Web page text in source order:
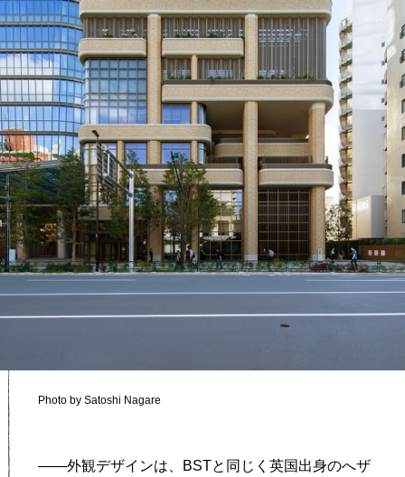
Photo by Satoshi Nagare
——外観デザインは、BSTと同じく英国出身のへザ